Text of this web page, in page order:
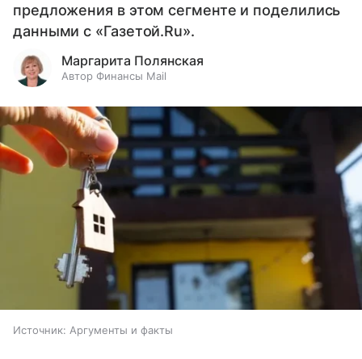
предложения в этом сегменте и поделились
данными с «Газетой.Ru».
Маргарита Полянская
Автор Финансы Mail
Источник: Аргументы и факты